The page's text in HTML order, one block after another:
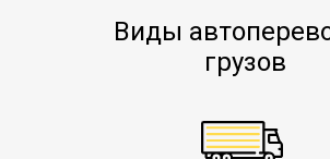
Виды
грузов